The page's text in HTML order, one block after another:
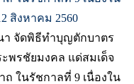
า จัดพิธีทำบุญตักบาตร
พรชัยมงคล แด่สมเด็จ
ในรัชกาลที่ 9 เนื่องใน